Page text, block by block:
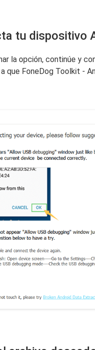
tu dispositivo
la opción, continúe y
a que FoneDog Toolkit -